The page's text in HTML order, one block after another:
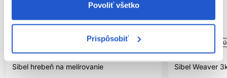
Povoliť všetko
Prispôsobiť
Sibel hrebeň na melírovanie
Oficiálna
Sibel Weaver